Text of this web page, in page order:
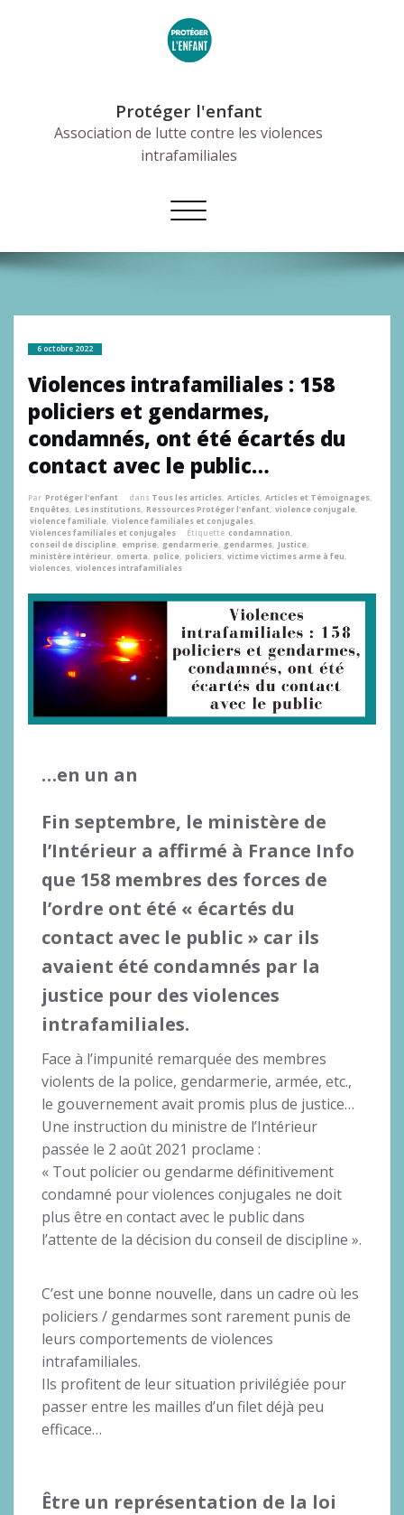
Protéger l'enfant
Association de lutte contre les violences
intrafamiliales
Afficher/masquer
la
6 octobre 2022
Violences intrafamiliales : 158
policiers et gendarmes,
condamnés, ont été écartés du
contact avec le public…
Par Protéger l'enfant dans Tous les articles, Articles, Articles et Témoignages,
Enquêtes, Les institutions, Ressources Protéger l'enfant, violence conjugale,
violence familiale, Violence familiales et conjugales,
Violences familiales et conjugales
Étiquette condamnation,
conseil de discipline, emprise, gendarmerie, gendarmes, Justice,
ministère intérieur, omerta, police, policiers, victime victimes arme à feu,
violences, violences intrafamiliales
…en un an
Fin septembre, le ministère de
l’Intérieur a affirmé à France Info
que 158 membres des forces de
l’ordre ont été « écartés du
contact avec le public » car ils
avaient été condamnés par la
justice pour des violences
intrafamiliales.
Face à l’impunité remarquée des membres
violents de la police, gendarmerie, armée, etc.,
le gouvernement avait promis plus de justice…
Une instruction du ministre de l’Intérieur
passée le 2 août 2021 proclame :
« Tout policier ou gendarme définitivement
condamné pour violences conjugales ne doit
plus être en contact avec le public dans
l’attente de la décision du conseil de discipline ».
C’est une bonne nouvelle, dans un cadre où les
policiers / gendarmes sont rarement punis de
leurs comportements de violences
intrafamiliales.
Ils profitent de leur situation privilégiée pour
passer entre les mailles d’un filet déjà peu
efficace…
Être un représentation de la loi